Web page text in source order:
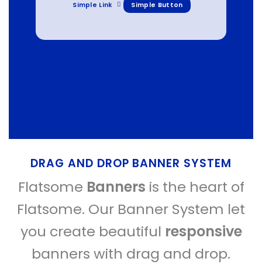
Simple Link Simple Button
DRAG AND DROP BANNER SYSTEM
Flatsome Banners is the heart of
Flatsome. Our Banner System let
you create beautiful responsive
banners with drag and drop.